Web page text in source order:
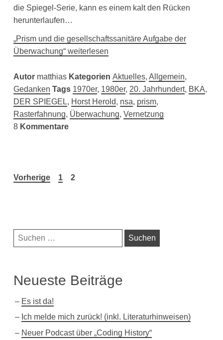
die Spiegel-Serie, kann es einem kalt den Rücken
herunterlaufen…
„Prism und die gesellschaftssanitäre Aufgabe der
Überwachung“ weiterlesen
Autor matthias Kategorien Aktuelles, Allgemein,
Gedanken Tags 1970er, 1980er, 20. Jahrhundert, BKA,
DER SPIEGEL, Horst Herold, nsa, prism,
Rasterfahnung, Überwachung, Vernetzung
8Kommentare
Seitennummerierung
Vorherige 1 2
Navigationsleiste
Suchen
nach:
Neueste Beiträge
Es ist da!
Ich melde mich zurück! (inkl. Literaturhinweisen)
Neuer Podcast über „Coding History“